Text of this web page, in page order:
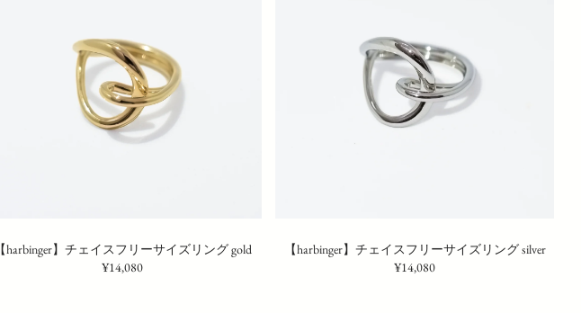
【harbinger】チェイスフリーサイズリング gold
¥14,080
【harbinger】チェイスフリーサイズリング silver
¥14,080